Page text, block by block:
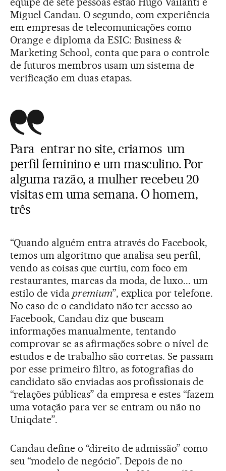
Miguel Candau. O segundo, com experiência
em empresas de telecomunicações como
Orange e diploma da ESIC: Business &
Marketing School, conta que para o controle
de futuros membros usam um sistema de
verificação em duas etapas.
Para entrar no site, criamos um
perfil feminino e um masculino. Por
alguma razão, a mulher recebeu 20
visitas em uma semana. O homem,
três
“Quando alguém entra através do Facebook,
temos um algoritmo que analisa seu perfil,
vendo as coisas que curtiu, com foco em
restaurantes, marcas da moda, de luxo... um
estilo de vida premium”, explica por telefone.
No caso de o candidato não ter acesso ao
Facebook, Candau diz que buscam
informações manualmente, tentando
comprovar se as afirmações sobre o nível de
estudos e de trabalho são corretas. Se passam
por esse primeiro filtro, as fotografias do
candidato são enviadas aos profissionais de
“relações públicas” da empresa e estes “fazem
uma votação para ver se entram ou não no
Uniqdate”.
Candau define o “direito de admissão” como
seu “modelo de negócio”. Depois de no